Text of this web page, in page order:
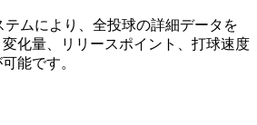
テムにより、全投球の詳細データを
化量、リリースポイント、打球速度
能です。